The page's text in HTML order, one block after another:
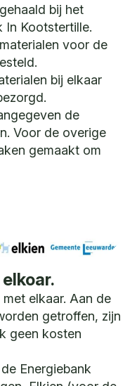
bij het
In Kootstertille.
voor de
bij elkaar
de
Voor de overige
gemaakt om
elkaar. Aan de
getroffen, zijn
geen kosten
Energiebank